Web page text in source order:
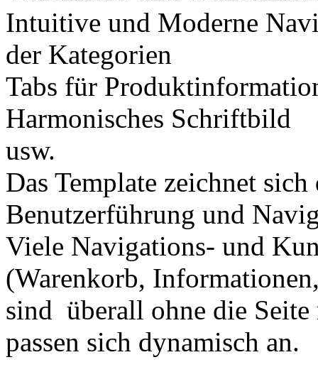
Intuitive und Moderne
der Kategorien
Tabs für
Harmonisches Schriftbild
usw.
Das Template zeichnet
Benutzerführung und
Viele Navigations- und
(Warenkorb,
sind überall ohne die Seite
passen sich dynamisch an.